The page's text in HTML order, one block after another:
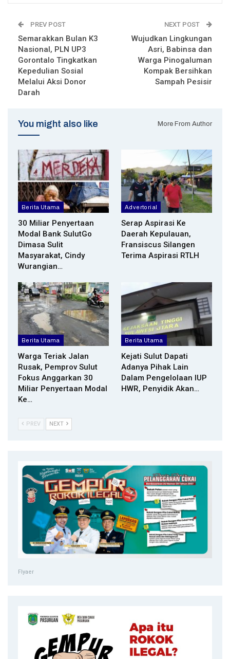
PREV POST
Semarakkan Bulan K3
Nasional, PLN UP3
Gorontalo Tingkatkan
Kepedulian Sosial
Melalui Aksi Donor
Darah
NEXT POST
Wujudkan Lingkungan
Asri, Babinsa dan
Warga Pinogaluman
Kompak Bersihkan
Sampah Pesisir
You might also like More From Author
Berita Utama
30 Miliar Penyertaan
Modal Bank SulutGo
Dimasa Sulit
Masyarakat, Cindy
Wurangian…
Advertorial
Serap Aspirasi Ke
Daerah Kepulauan,
Fransiscus Silangen
Terima Aspirasi RTLH
Berita Utama
Warga Teriak Jalan
Rusak, Pemprov Sulut
Fokus Anggarkan 30
Miliar Penyertaan Modal
Ke…
Berita Utama
Kejati Sulut Dapati
Adanya Pihak Lain
Dalam Pengelolaan IUP
HWR, Penyidik Akan…
PREV NEXT
Flyaer